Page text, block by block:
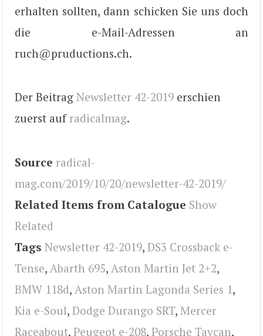
erhalten sollten, dann schicken Sie uns doch
die e-Mail-Adressen an
ruch@pruductions.ch.
Der Beitrag Newsletter 42-2019 erschien
zuerst auf radicalmag.
Source radical-
mag.com/2019/10/20/newsletter-42-2019/
Related Items from Catalogue Show
Related
Tags Newsletter 42-2019, DS3 Crossback e-
Tense, Abarth 695, Aston Martin Jet 2+2,
BMW 118d, Aston Martin Lagonda Series 1,
Kia e-Soul, Dodge Durango SRT, Mercer
Raceabout, Peugeot e-208, Porsche Taycan,